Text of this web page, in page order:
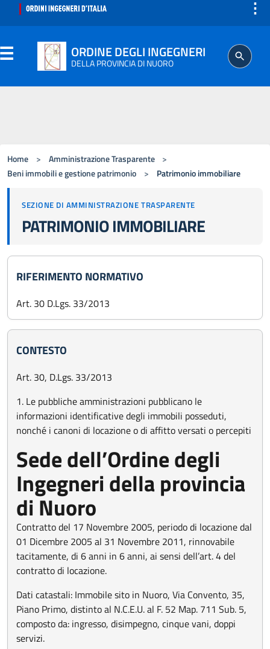
⋮
ORDINE DEGLI INGEGNERI
DELLA PROVINCIA DI NUORO
ISCRITTO
PROFESSIONE
Home > Amministrazione Trasparente
>
Beni immobili e gestione patrimonio
> Patrimonio immobiliare
SEZIONE DI AMMINISTRAZIONE TRASPARENTE
PATRIMONIO IMMOBILIARE
RIFERIMENTO NORMATIVO
Art. 30 D.Lgs. 33/2013
CONTESTO
Art. 30, D.Lgs. 33/2013
1. Le pubbliche amministrazioni pubblicano le
informazioni identificative degli immobili posseduti,
nonché i canoni di locazione o di affitto versati o percepiti
Sede dell’Ordine degli
Ingegneri della provincia
di Nuoro
Contratto del 17 Novembre 2005, periodo di locazione dal
01 Dicembre 2005 al 31 Novembre 2011, rinnovabile
tacitamente, di 6 anni in 6 anni, ai sensi dell’art. 4 del
contratto di locazione.
Dati catastali: Immobile sito in Nuoro, Via Convento, 35,
Piano Primo, distinto al N.C.E.U. al F. 52 Map. 711 Sub. 5,
composto da: ingresso, disimpegno, cinque vani, doppi
servizi.